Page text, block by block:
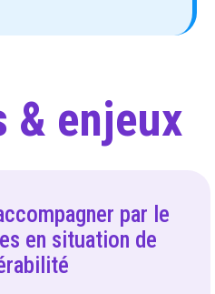
& enjeux
par le
en situation de